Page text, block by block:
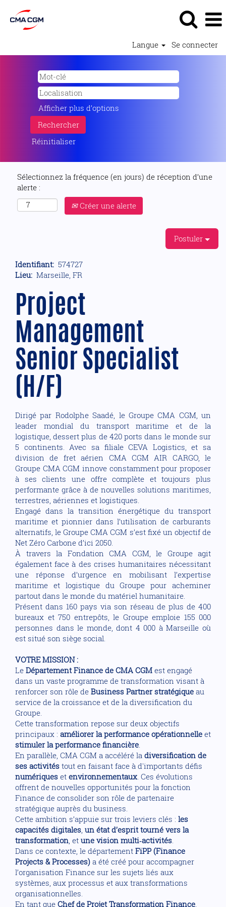
Langue Se connecter
Afficher plus d’options
Réinitialiser
Sélectionnez la fréquence (en jours) de réception d’une
alerte :
Créer une alerte
Postuler
Identifiant: 574727
Lieu: Marseille, FR
Project
Management
Senior Specialist
(H/F)
Dirigé par Rodolphe Saadé, le Groupe CMA CGM, un
leader mondial du transport maritime et de la
logistique, dessert plus de 420 ports dans le monde sur
5 continents. Avec sa filiale CEVA Logistics, et sa
division de fret aérien CMA CGM AIR CARGO, le
Groupe CMA CGM innove constamment pour proposer
à ses clients une offre complète et toujours plus
performante grâce à de nouvelles solutions maritimes,
terrestres, aériennes et logistiques.
Engagé dans la transition énergétique du transport
maritime et pionnier dans l’utilisation de carburants
alternatifs, le Groupe CMA CGM s’est fixé un objectif de
Net Zéro Carbone d’ici 2050.
À travers la Fondation CMA CGM, le Groupe agit
également face à des crises humanitaires nécessitant
une réponse d’urgence en mobilisant l’expertise
maritime et logistique du Groupe pour acheminer
partout dans le monde du matériel humanitaire.
Présent dans 160 pays via son réseau de plus de 400
bureaux et 750 entrepôts, le Groupe emploie 155 000
personnes dans le monde, dont 4 000 à Marseille où
est situé son siège social.
VOTRE MISSION :
Le Département Finance de CMA CGM est engagé
dans un vaste programme de transformation visant à
renforcer son rôle de Business Partner stratégique au
service de la croissance et de la diversification du
Groupe.
Cette transformation repose sur deux objectifs
principaux : améliorer la performance opérationnelle et
stimuler la performance financière.
En parallèle, CMA CGM a accéléré la diversification de
ses activités tout en faisant face à d'importants défis
numériques et environnementaux. Ces évolutions
offrent de nouvelles opportunités pour la fonction
Finance de consolider son rôle de partenaire
stratégique auprès du business.
Cette ambition s’appuie sur trois leviers clés : les
capacités digitales, un état d’esprit tourné vers la
transformation, et une vision multi‑activités.
Dans ce contexte, le département FiPP (Finance
Projects & Processes) a été créé pour accompagner
l’organisation Finance sur les sujets liés aux
systèmes, aux processus et aux transformations
organisationnelles.
En tant que Chef de Projet Transformation Finance,